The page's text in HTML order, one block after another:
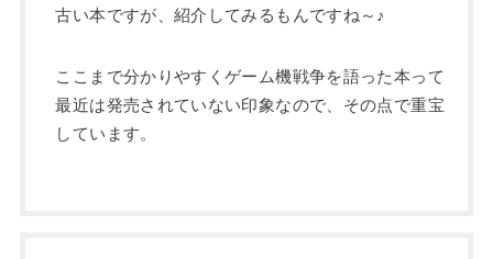
古い本ですが、紹介してみるもんですね～♪
ここまで分かりやすくゲーム機戦争を語った本って
最近は発売されていない印象なので、その点で重宝
しています。